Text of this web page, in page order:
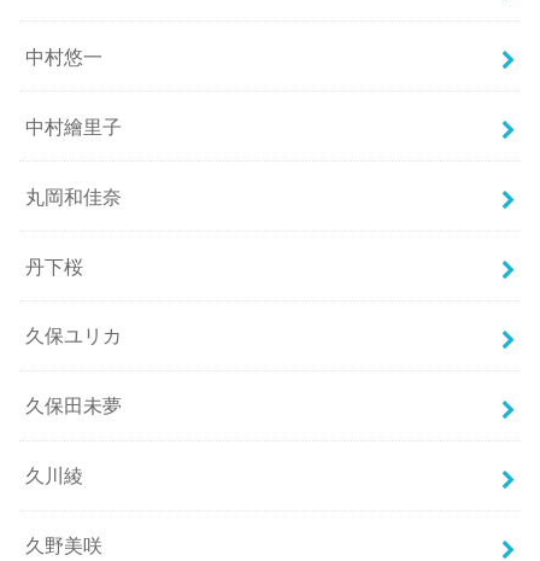
中村悠一
中村繪里子
丸岡和佳奈
丹下桜
久保ユリカ
久保田未夢
久川綾
久野美咲